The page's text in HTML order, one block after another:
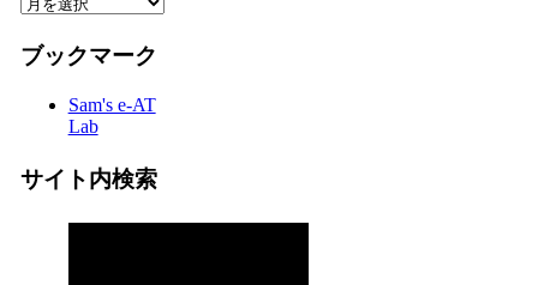
ブックマーク
Sam's e-AT
Lab
サイト内検索